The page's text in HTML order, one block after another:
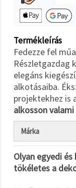
Termékleírás
Fedezze fel
Részletgazdag
elegáns
alkotásaiba.
projektekhez is
alkosson
Márka
Olyan egyedi
tökéletes a